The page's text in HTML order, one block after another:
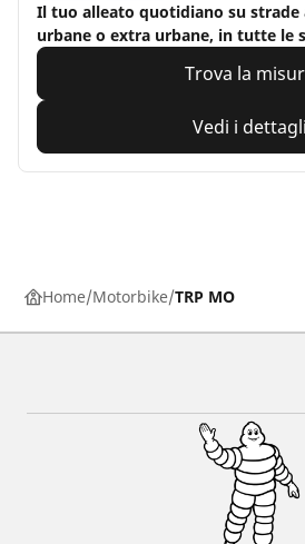
Il tuo alleato quotidiano su strade
urbane o extra urbane, in tutte le
Trova la
Vedi i dettagli
Home Motorbike TRP MO